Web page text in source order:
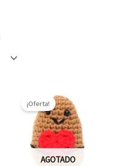
AGOTADO
¡Oferta!
original
era:
15.99€.
precio
actual
es:
6.50€.